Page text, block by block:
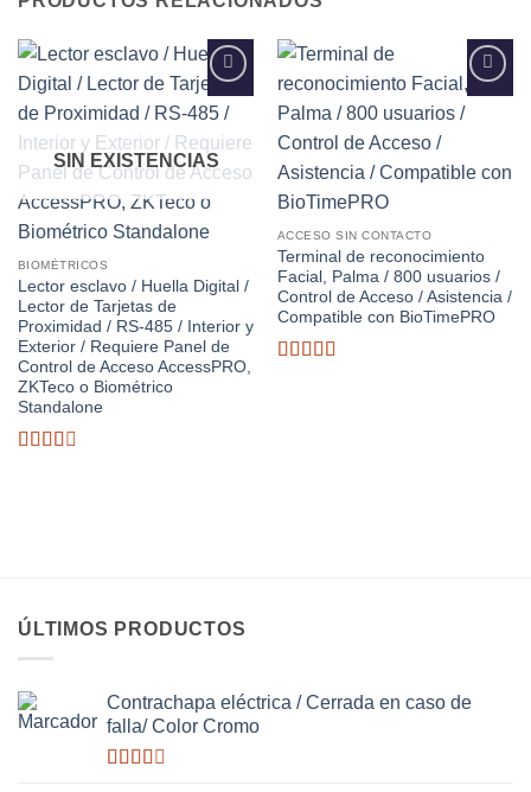
Añadir
a la
deseos
SIN EXISTENCIAS
BIOMÉTRICOS
Lector esclavo / Huella Digital /
Lector de Tarjetas de
Proximidad / RS-485 / Interior y
Exterior / Requiere Panel de
Control de Acceso AccessPRO,
ZKTeco o Biométrico
Standalone
Añadir
ACCESO SIN CONTACTO
Terminal de reconocimiento
Facial, Palma / 800 usuarios /
Control de Acceso / Asistencia /
Compatible con BioTimePRO
ÚLTIMOS PRODUCTOS
Contrachapa eléctrica / Cerrada en caso de
falla/ Color Cromo